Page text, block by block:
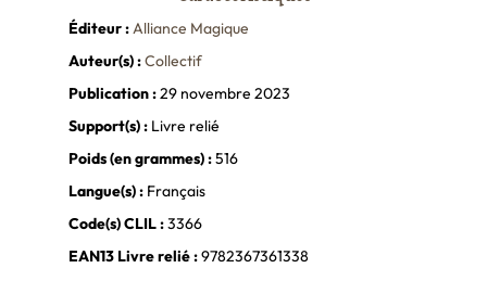
Éditeur :Alliance Magique
Auteur(s) :Collectif
Publication :29 novembre 2023
Support(s) :Livre relié
Poids (en grammes) :516
Langue(s) :Français
Code(s) CLIL :3366
EAN13 Livre relié :9782367361338